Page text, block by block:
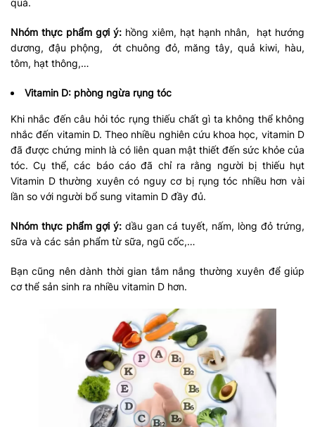
quả.
Nhóm thực phẩm gợi ý: hồng xiêm, hạt hạnh nhân, hạt hướng
dương, đậu phộng, ớt chuông đỏ, măng tây, quả kiwi, hàu,
tôm, hạt thông,…
Vitamin D: phòng ngừa rụng tóc
Khi nhắc đến câu hỏi tóc rụng thiếu chất gì ta không thể không
nhắc đến vitamin D. Theo nhiều nghiên cứu khoa học, vitamin D
đã được chứng minh là có liên quan mật thiết đến sức khỏe của
tóc. Cụ thể, các báo cáo đã chỉ ra rằng người bị thiếu hụt
Vitamin D thường xuyên có nguy cơ bị rụng tóc nhiều hơn vài
lần so với người bổ sung vitamin D đầy đủ.
Nhóm thực phẩm gợi ý: dầu gan cá tuyết, nấm, lòng đỏ trứng,
sữa và các sản phẩm từ sữa, ngũ cốc,…
Bạn cũng nên dành thời gian tắm nắng thường xuyên để giúp
cơ thể sản sinh ra nhiều vitamin D hơn.